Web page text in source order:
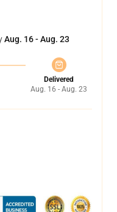
Aug. 16 - Aug. 23
Delivered
Aug. 16 - Aug. 23